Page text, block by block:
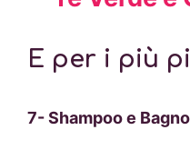
E per i più
7- Shampoo e